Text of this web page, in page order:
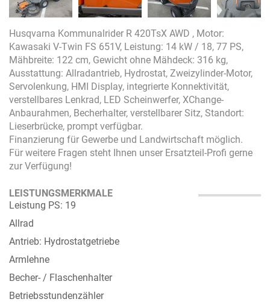
Husqvarna Kommunalrider R 420TsX AWD , Motor:
Kawasaki V-Twin FS 651V, Leistung: 14 kW / 18, 77 PS,
Mähbreite: 122 cm, Gewicht ohne Mähdeck: 316 kg,
Ausstattung: Allradantrieb, Hydrostat, Zweizylinder-Motor,
Servolenkung, HMI Display, integrierte Konnektivität,
verstellbares Lenkrad, LED Scheinwerfer, XChange-
Anbaurahmen, Becherhalter, verstellbarer Sitz, Standort:
Lieserbrücke, prompt verfügbar.
Finanzierung für Gewerbe und Landwirtschaft möglich.
Für weitere Fragen steht Ihnen unser Ersatzteil-Profi gerne
zur Verfügung!
LEISTUNGSMERKMALE
Leistung PS: 19
Allrad
Antrieb: Hydrostatgetriebe
Armlehne
Becher- / Flaschenhalter
Betriebsstundenzähler